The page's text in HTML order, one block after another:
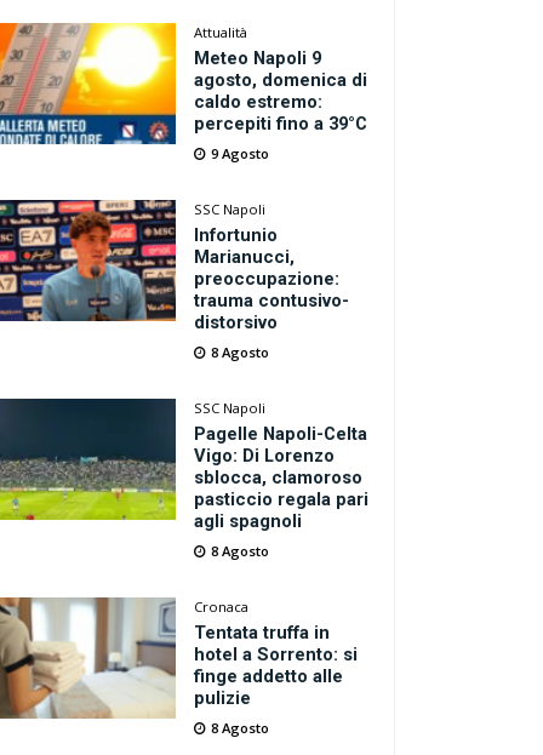
Attualità
Meteo Napoli 9
agosto, domenica di
caldo estremo:
percepiti fino a 39°C
9 Agosto
SSC Napoli
Infortunio
Marianucci,
preoccupazione:
trauma contusivo-
distorsivo
8 Agosto
SSC Napoli
Pagelle Napoli-Celta
Vigo: Di Lorenzo
sblocca, clamoroso
pasticcio regala pari
agli spagnoli
8 Agosto
Cronaca
Tentata truffa in
hotel a Sorrento: si
finge addetto alle
pulizie
8 Agosto